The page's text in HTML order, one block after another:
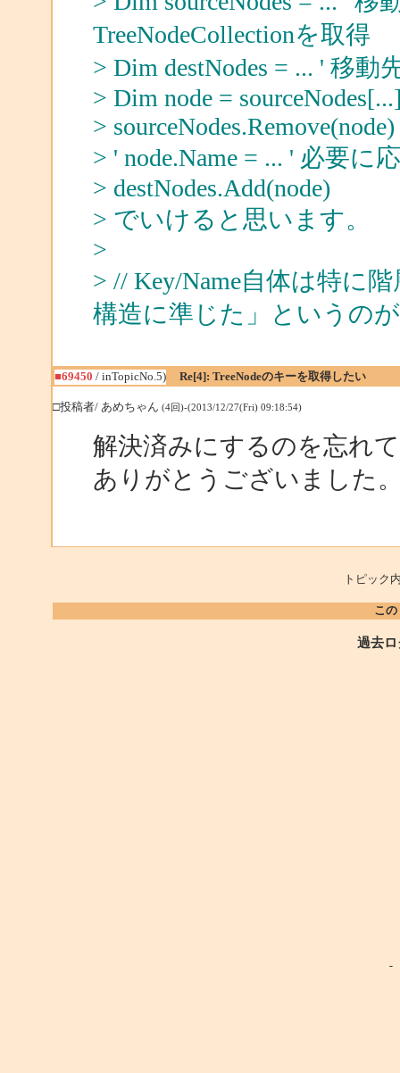
TreeNodeCollectionを取得
> Dim destNodes = ... ' 移動
> Dim node =
> sourceNodes.Remove(node)
> ' node.Name = ... ' 必要に
> destNodes.Add(node)
> でいけると思います。
>
> // Key/Name自体は特に
構造に準じた」というの
■69450 / inTopicNo.5) Re[4]: TreeNodeのキーを取得したい
□投稿者/ あめちゃん (4回)-(2013/12/27(Fri) 09:18:54)
解決済みにするのを忘れ
ありがとうございました
トピッ
こ
過去